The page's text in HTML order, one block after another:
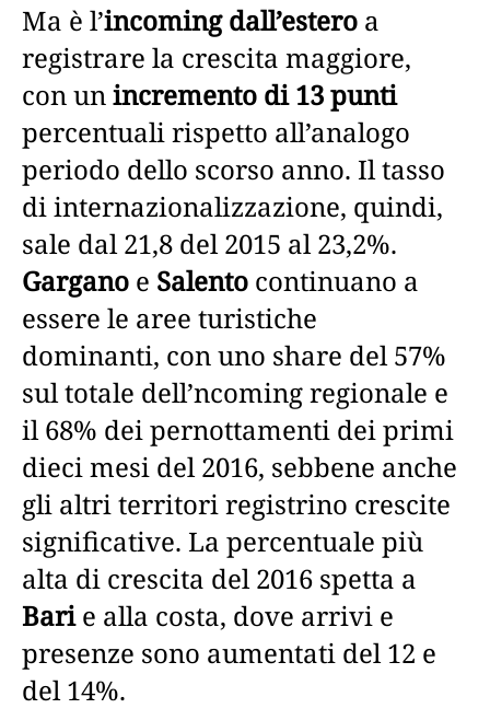
Ma è l’incoming dall’estero a
registrare la crescita maggiore,
con unincremento di 13 punti
percentuali rispetto all’analogo
periodo dello scorso anno. Il tasso
di internazionalizzazione, quindi,
sale dal 21,8 del 2015 al 23,2%.
Gargano e Salento continuano a
essere le aree turistiche
dominanti, con uno share del 57%
sul totale dell’ncoming regionale e
il 68% dei pernottamenti dei primi
dieci mesi del 2016, sebbene anche
gli altri territori registrino crescite
significative. La percentuale più
alta di crescita del 2016 spetta a
Barie alla costa, dove arrivi e
presenze sono aumentati del 12 e
del 14%.